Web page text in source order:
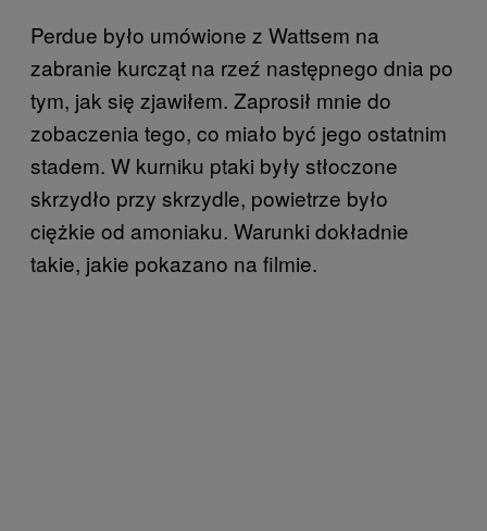
Perdue było umówione z Wattsem na
zabranie kurcząt na rzeź następnego dnia po
tym, jak się zjawiłem. Zaprosił mnie do
zobaczenia tego, co miało być jego ostatnim
stadem. W kurniku ptaki były stłoczone
skrzydło przy skrzydle, powietrze było
ciężkie od amoniaku. Warunki dokładnie
takie, jakie pokazano na filmie.